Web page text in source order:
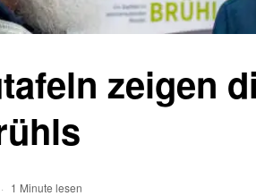
zeigen
1 Minute lesen